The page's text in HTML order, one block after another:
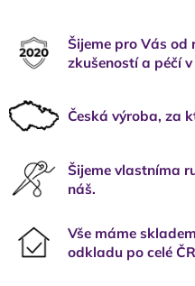
Šijeme pro Vás od
zkušeností a péčí
Česká výroba, za
Šijeme vlastníma
náš.
Vše máme
odkladu po celé